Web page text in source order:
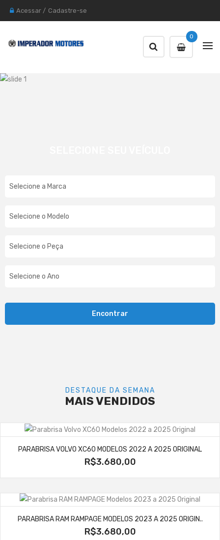
Acessar / Cadastre-se
0
Encontrar
DESTAQUE DA SEMANA
MAIS VENDIDOS
PARABRISA VOLVO XC60 MODELOS 2022 A 2025 ORIGINAL
R$3.680,00
PARABRISA RAM RAMPAGE MODELOS 2023 A 2025 ORIGIN..
R$3.680,00